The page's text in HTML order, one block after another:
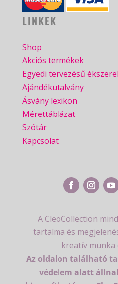
LINKEK
Shop
Akciós termékek
Egyedi tervezésű
Ajándékutalvány
Ásvány lexikon
Mérettáblázat
Szótár
Kapcsolat
A CleoCollection
tartalma és
kreatív munka
Az oldalon található
védelem alatt